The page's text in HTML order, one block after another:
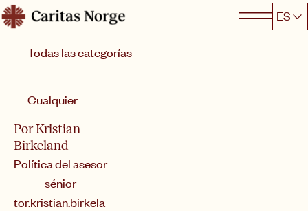
Hopp
til
innhold
Caritas
ES
Cualquier
Por Kristian
Birkeland
Política del asesor
sénior
tor.kristian.birkela